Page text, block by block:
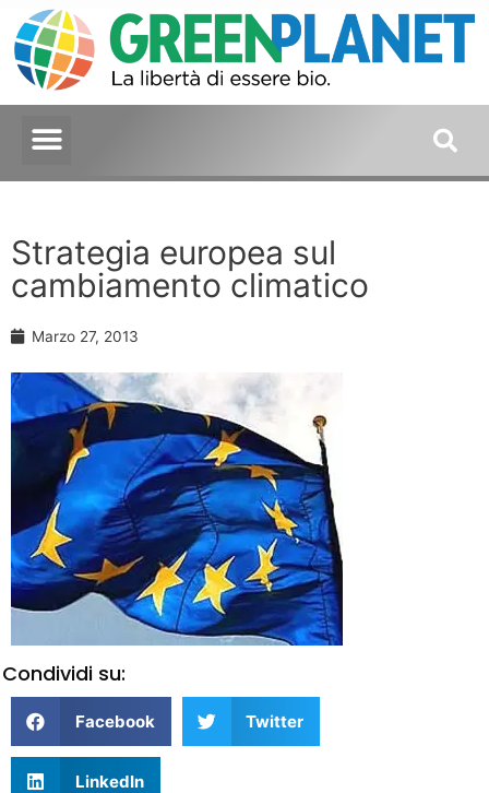
Strategia europea sul
cambiamento climatico
Marzo 27, 2013
Condividi su:
Facebook Twitter
LinkedIn